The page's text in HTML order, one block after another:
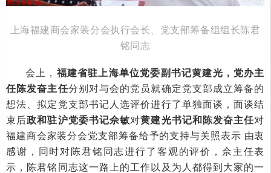
上海福建商会家装分会执行会长、党支部筹备组组长陈君
铭同志
会上， 福建省驻上海单位党委副书记黄建光，党办主
任陈发奋主任分别对与会的党员就确定党支部成立筹备的
想法、拟定党支部书记人选评价进行了单独面谈，面谈结
束后政和驻沪党委书记佘敏对黄建光书记和陈发奋主任对
福建商会家装分会党支部筹备给予的支持与关照表示 由衷
感谢，同时对陈君铭同志进行了客观的评价，佘主任表
示，陈君铭同志这一路上的工作以及为人都得到大家的一